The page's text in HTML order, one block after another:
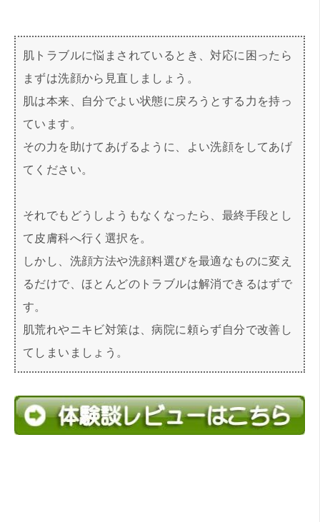
肌トラブルに悩まされているとき、対応に困ったら
まずは洗顔から見直しましょう。
肌は本来、自分でよい状態に戻ろうとする力を持っ
ています。
その力を助けてあげるように、よい洗顔をしてあげ
てください。
それでもどうしようもなくなったら、最終手段とし
て皮膚科へ行く選択を。
しかし、洗顔方法や洗顔料選びを最適なものに変え
るだけで、ほとんどのトラブルは解消できるはずで
す。
肌荒れやニキビ対策は、病院に頼らず自分で改善し
てしまいましょう。